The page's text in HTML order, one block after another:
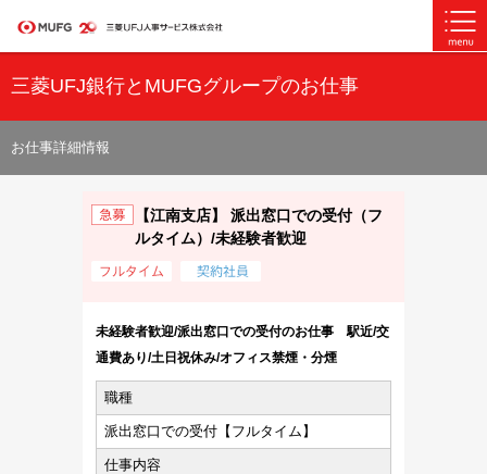
三菱UFJ銀行とMUFGグループのお仕事
お仕事詳細情報
【江南支店】 派出窓口での受付（フ
ルタイム）/未経験者歓迎
未経験者歓迎/派出窓口での受付のお仕事 駅近/交
通費あり/土日祝休み/オフィス禁煙・分煙
職種
派出窓口での受付【フルタイム】
仕事内容